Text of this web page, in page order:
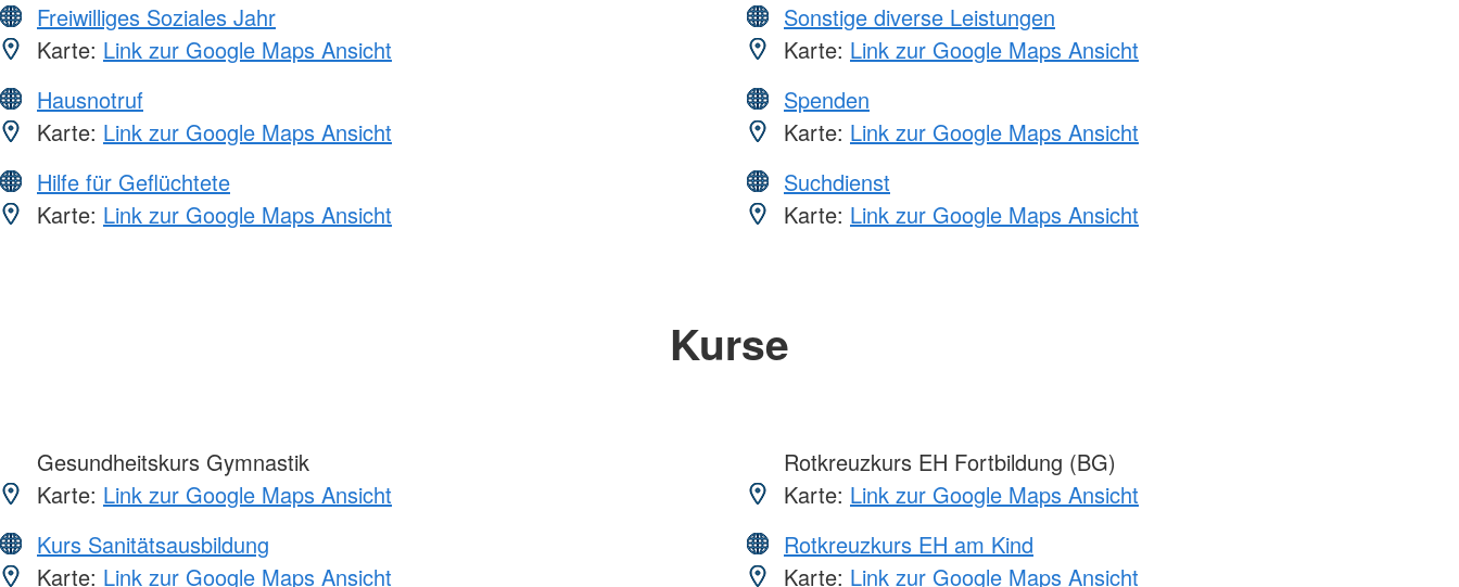
Freiwilliges Soziales Jahr
Karte: Link zur Google Maps Ansicht
Hausnotruf
Karte: Link zur Google Maps Ansicht
Hilfe für Geflüchtete
Karte: Link zur Google Maps Ansicht
Sonstige diverse Leistungen
Karte: Link zur Google Maps Ansicht
Spenden
Karte: Link zur Google Maps Ansicht
Suchdienst
Karte: Link zur Google Maps Ansicht
Kurse
Gesundheitskurs Gymnastik
Karte: Link zur Google Maps Ansicht
Kurs Sanitätsausbildung
Karte: Link zur Google Maps Ansicht
Rotkreuzkurs EH Fortbildung (BG)
Karte: Link zur Google Maps Ansicht
Rotkreuzkurs EH am Kind
Karte: Link zur Google Maps Ansicht